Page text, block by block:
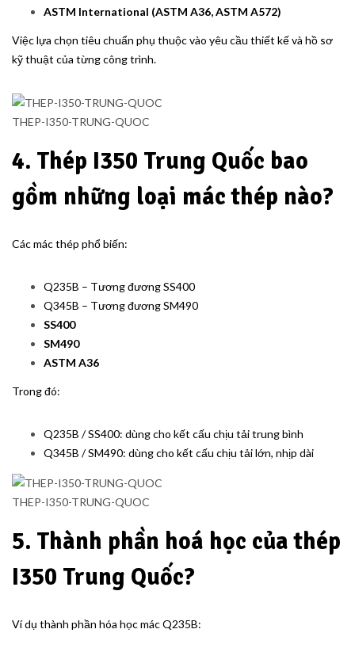
ASTM International (ASTM A36, ASTM A572)
Việc lựa chọn tiêu chuẩn phụ thuộc vào yêu cầu thiết kế và hồ sơ
kỹ thuật của từng công trình.
THEP-I350-TRUNG-QUOC
4. Thép I350 Trung Quốc bao
gồm những loại mác thép nào?
Các mác thép phổ biến:
Q235B – Tương đương SS400
Q345B – Tương đương SM490
SS400
SM490
ASTM A36
Trong đó:
Q235B / SS400: dùng cho kết cấu chịu tải trung bình
Q345B / SM490: dùng cho kết cấu chịu tải lớn, nhịp dài
THEP-I350-TRUNG-QUOC
5. Thành phần hoá học của thép
I350 Trung Quốc?
Ví dụ thành phần hóa học mác Q235B: